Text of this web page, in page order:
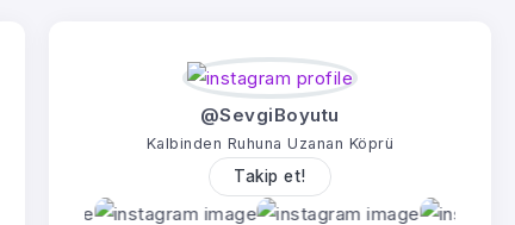
@SevgiBoyutu
Kalbinden Ruhuna Uzanan Köprü
Takip et!